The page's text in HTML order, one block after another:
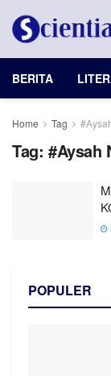
BERITA
Home Tag
Tag: #Aysah
POPULER